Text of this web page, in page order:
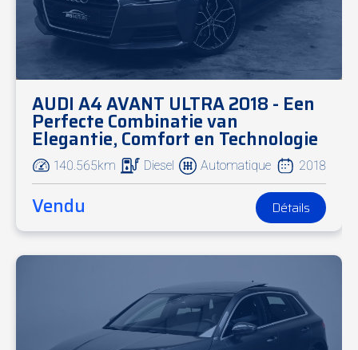
AUDI A4 AVANT ULTRA 2018 - Een
Perfecte Combinatie van
Elegantie, Comfort en Technologie
140.565km Diesel Automatique 2018
Vendu Détails